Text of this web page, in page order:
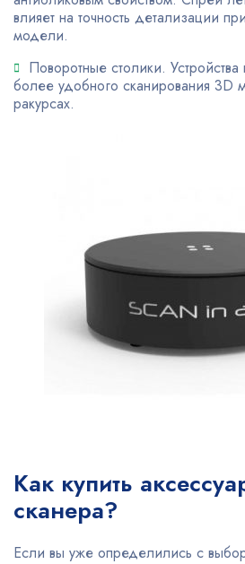
влияет на точность детализации
модели.
Поворотные столики.
более удобного сканирования 3D
ракурсах.
Как купить
сканера?
Если вы уже определились с